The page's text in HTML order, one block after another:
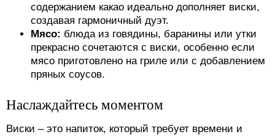
содержанием какао идеально дополняет виски,
создавая гармоничный дуэт.
Мясо: блюда из говядины, баранины или утки
прекрасно сочетаются с виски, особенно если
мясо приготовлено на гриле или с добавлением
пряных соусов.
Наслаждайтесь моментом
Виски – это напиток, который требует времени и